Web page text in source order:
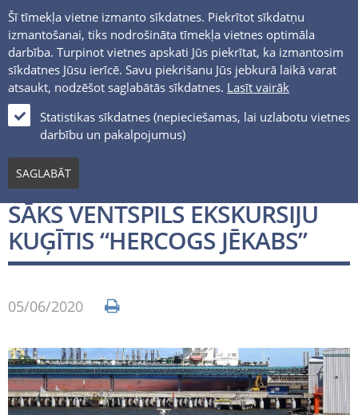
Šī tīmekļa vietne izmanto sīkdatnes. Piekrītot sīkdatņu
izmantošanai, tiks nodrošināta tīmekļa vietnes optimāla
darbība. Turpinot vietnes apskati Jūs piekrītat, ka izmantosim
sīkdatnes Jūsu ierīcē. Savu piekrišanu Jūs jebkurā laikā varat
atsaukt, nodzēšot saglabātās sīkdatnes. Lasīt vairāk
Statistikas sīkdatnes (nepieciešamas, lai uzlabotu vietnes
darbību un pakalpojumus)
SAGLABĀT
Jaunumi un notikumi
10.JŪNIJĀ SAVU 25.SEZONU
SĀKS VENTSPILS EKSKURSIJU
KUĢĪTIS “HERCOGS JĒKABS”
05/06/2020